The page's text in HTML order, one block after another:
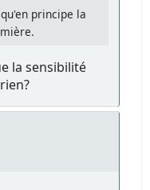
principe la
la sensibilité